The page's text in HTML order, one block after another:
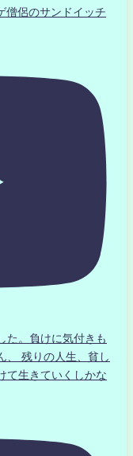
侶のサンドイッチ
た。負けに気付きも
、 残りの人生、貧し
て生きていくしかな